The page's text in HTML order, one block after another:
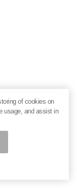
of cookies on
usage, and assist in